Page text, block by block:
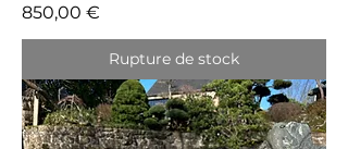
Prix
850,00 €
Rupture de stock